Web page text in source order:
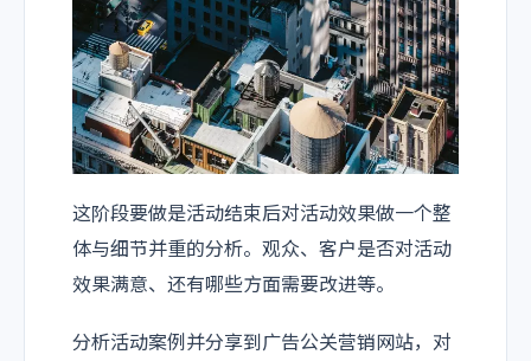
这阶段要做是活动结束后对活动效果做一个整
体与细节并重的分析。观众、客户是否对活动
效果满意、还有哪些方面需要改进等。
分析活动案例并分享到广告公关营销网站，对